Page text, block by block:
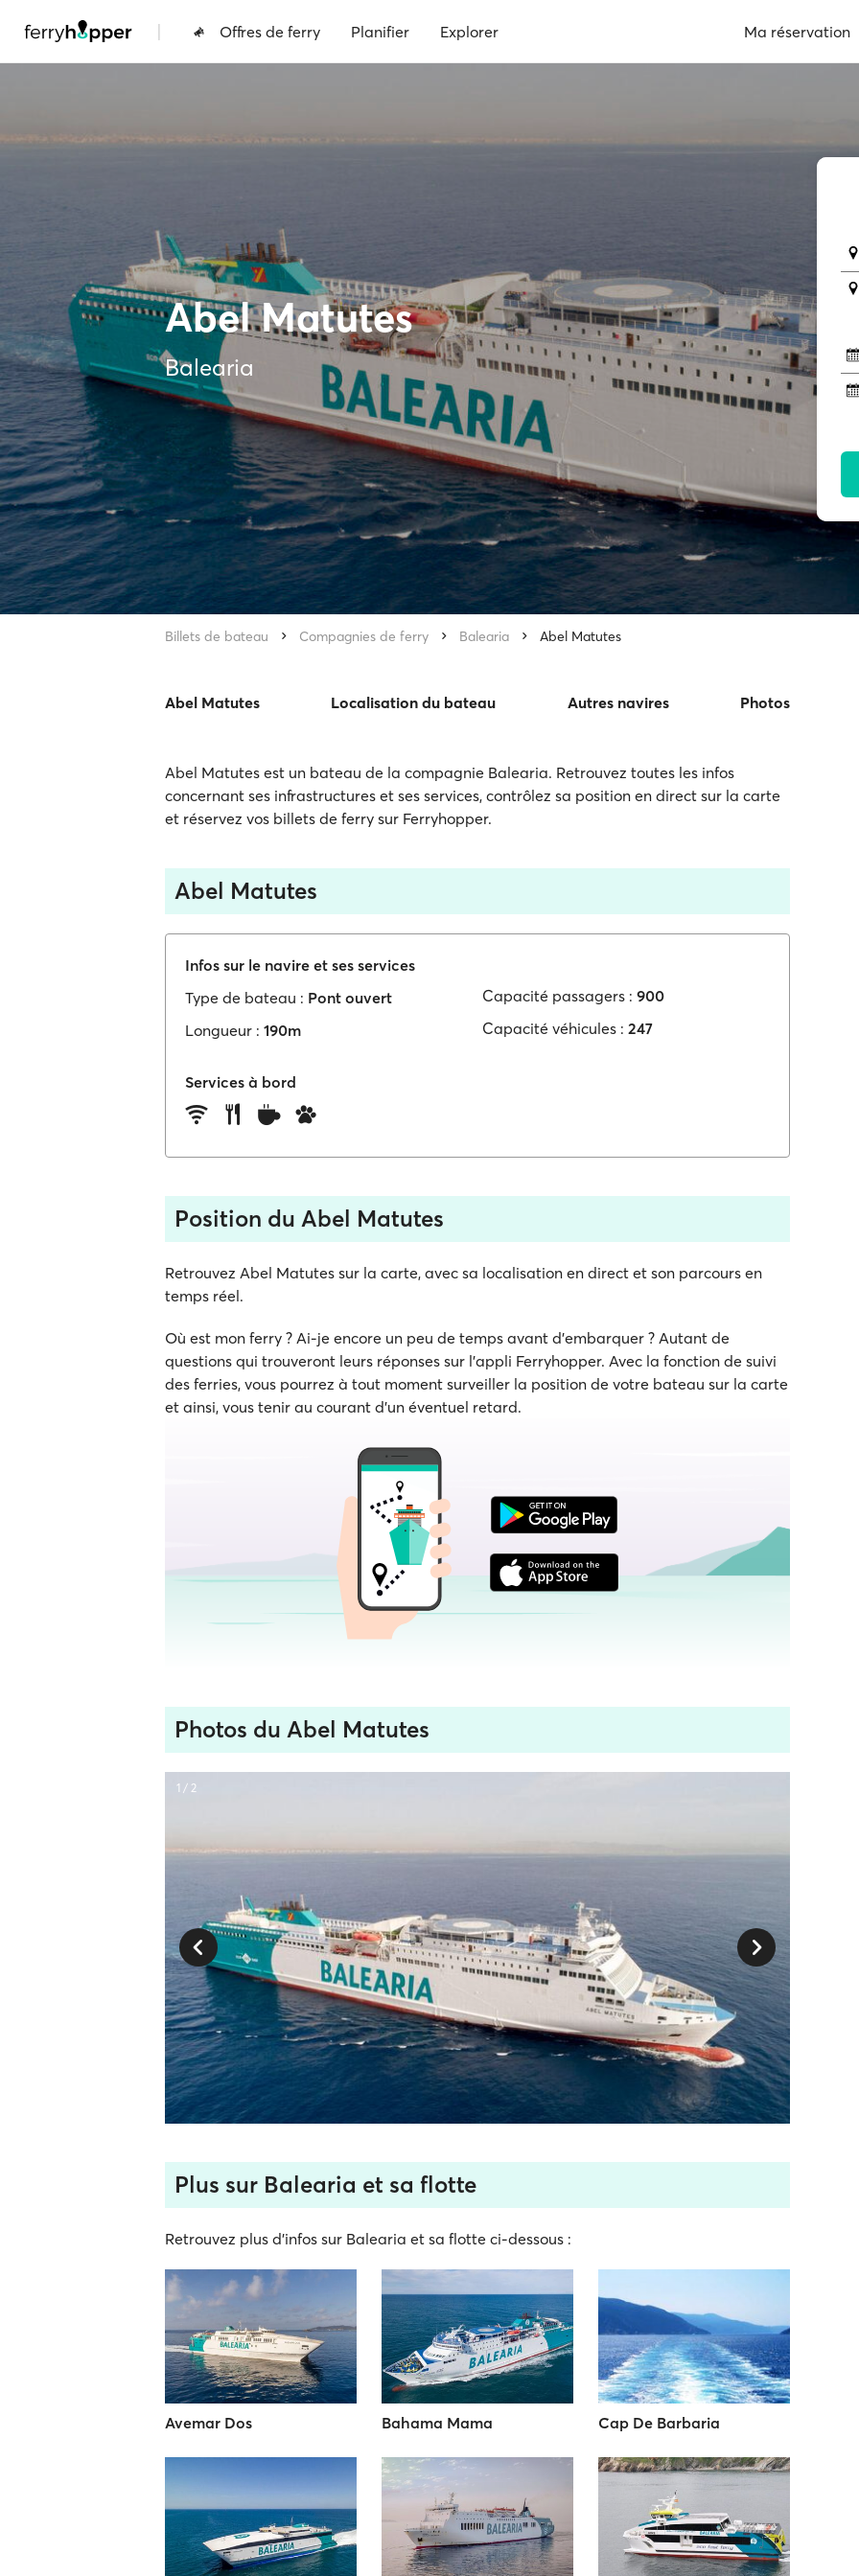
| Offres de ferry Planifier Explorer Ma réservation
Abel Matutes
Balearia
Billets de bateau Compagnies de ferry Balearia Abel Matutes
Abel Matutes Localisation du bateau Autres navires Photos
Abel Matutes est un bateau de la compagnie Balearia. Retrouvez toutes les infos
concernant ses infrastructures et ses services, contrôlez sa position en direct sur la carte
et réservez vos billets de ferry sur Ferryhopper.
Abel Matutes
Infos sur le navire et ses services
Type de bateau : Pont ouvert
Longueur : 190m
Capacité passagers : 900
Capacité véhicules : 247
Services à bord
Position du Abel Matutes
Retrouvez Abel Matutes sur la carte, avec sa localisation en direct et son parcours en
temps réel.
Où est mon ferry ? Ai-je encore un peu de temps avant d'embarquer ? Autant de
questions qui trouveront leurs réponses sur l'appli Ferryhopper. Avec la fonction de suivi
des ferries, vous pourrez à tout moment surveiller la position de votre bateau sur la carte
et ainsi, vous tenir au courant d'un éventuel retard.
Photos du Abel Matutes
1 / 2
Plus sur Balearia et sa flotte
Retrouvez plus d'infos sur Balearia et sa flotte ci-dessous :
Avemar Dos Bahama Mama Cap De Barbaria